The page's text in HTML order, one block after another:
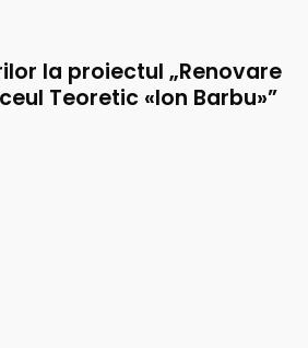
la proiectul „Renovare
Teoretic «Ion Barbu»”